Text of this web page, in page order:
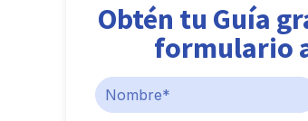
Obtén tu Guía
formulario